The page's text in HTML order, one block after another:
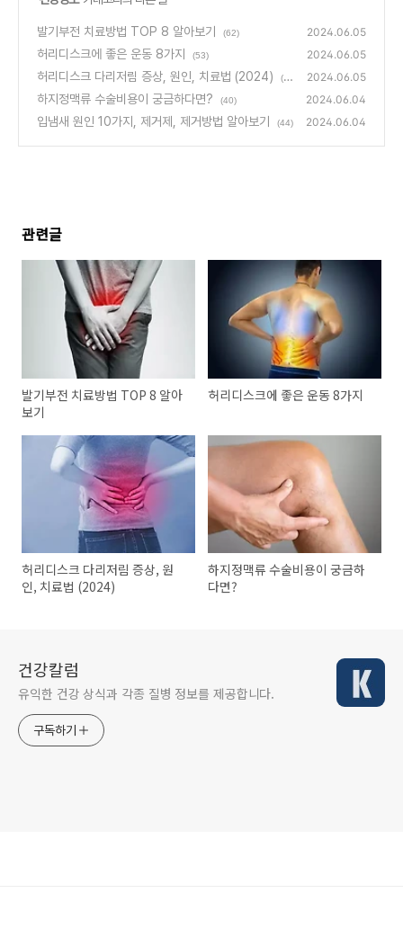
발기부전 치료방법 TOP 8 알아보기 (62) 2024.06.05
허리디스크에 좋은 운동 8가지 (53) 2024.06.05
허리디스크 다리저림 증상, 원인, 치료법 (2024)
(5
5)
2024.06.05
하지정맥류 수술비용이 궁금하다면? (40) 2024.06.04
입냄새 원인 10가지, 제거제, 제거방법 알아보기 (44) 2024.06.04
관련글
발기부전 치료방법 TOP 8 알아
보기
허리디스크에 좋은 운동 8가지
허리디스크 다리저림 증상, 원
인, 치료법 (2024)
하지정맥류 수술비용이 궁금하
다면?
건강칼럼
유익한 건강 상식과 각종 질병 정보를 제공합니다.
구독하기